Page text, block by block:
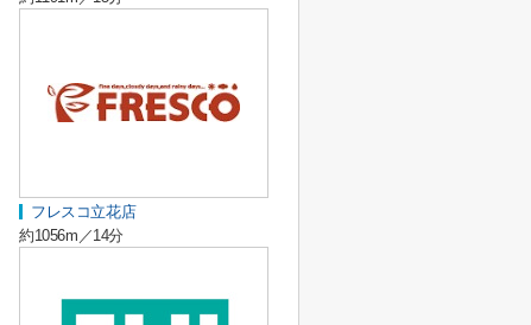
フレスコ立花店
約1056m／14分